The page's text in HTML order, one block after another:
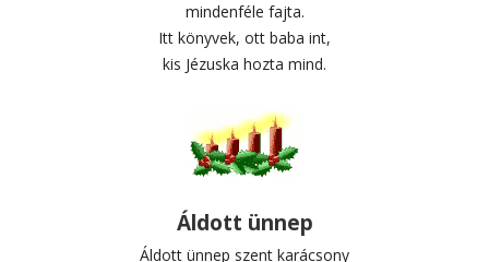
mindenféle fajta.
Itt könyvek, ott baba int,
kis Jézuska hozta mind.
Áldott ünnep
Áldott ünnep szent karácsony